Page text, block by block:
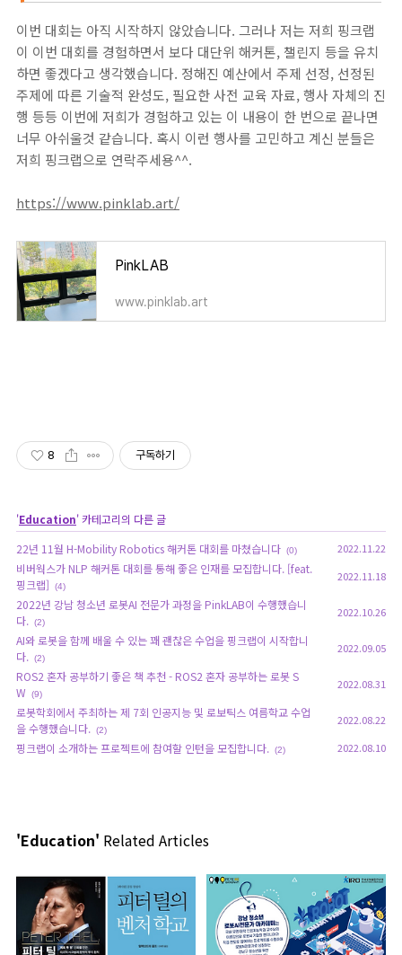
이번 대회는 아직 시작하지 않았습니다. 그러나 저는 저희 핑크랩
이 이번 대회를 경험하면서 보다 대단위 해커톤, 챌린지 등을 유치
하면 좋겠다고 생각했습니다. 정해진 예산에서 주제 선정, 선정된
주제에 따른 기술적 완성도, 필요한 사전 교육 자료, 행사 자체의 진
행 등등 이번에 저희가 경험하고 있는 이 내용이 한 번으로 끝나면
너무 아쉬울것 같습니다. 혹시 이런 행사를 고민하고 계신 분들은
저희 핑크랩으로 연락주세용^^.
https://www.pinklab.art/
PinkLAB
www.pinklab.art
8 구독하기
'Education' 카테고리의 다른 글
22년 11월 H-Mobility Robotics 해커톤 대회를 마쳤습니다 (0) 2022.11.22
비버웍스가 NLP 해커톤 대회를 통해 좋은 인재를 모집합니다. [feat.
핑크랩]
(4)
2022.11.18
2022년 강남 청소년 로봇AI 전문가 과정을 PinkLAB이 수행했습니
다. (2)
2022.10.26
AI와 로봇을 함께 배울 수 있는 꽤 괜찮은 수업을 핑크랩이 시작합니
다. (2)
2022.09.05
ROS2 혼자 공부하기 좋은 책 추천 - ROS2 혼자 공부하는 로봇 S
W
(9)
2022.08.31
로봇학회에서 주최하는 제 7회 인공지능 및 로보틱스 여름학교 수업
을 수행했습니다. (2)
2022.08.22
핑크랩이 소개하는 프로젝트에 참여할 인턴을 모집합니다. (2) 2022.08.10
'Education' Related Articles